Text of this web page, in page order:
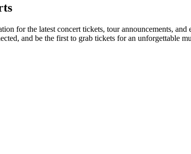
for the latest concert tickets, tour announcements,
and be the first to grab tickets for an unforgettable